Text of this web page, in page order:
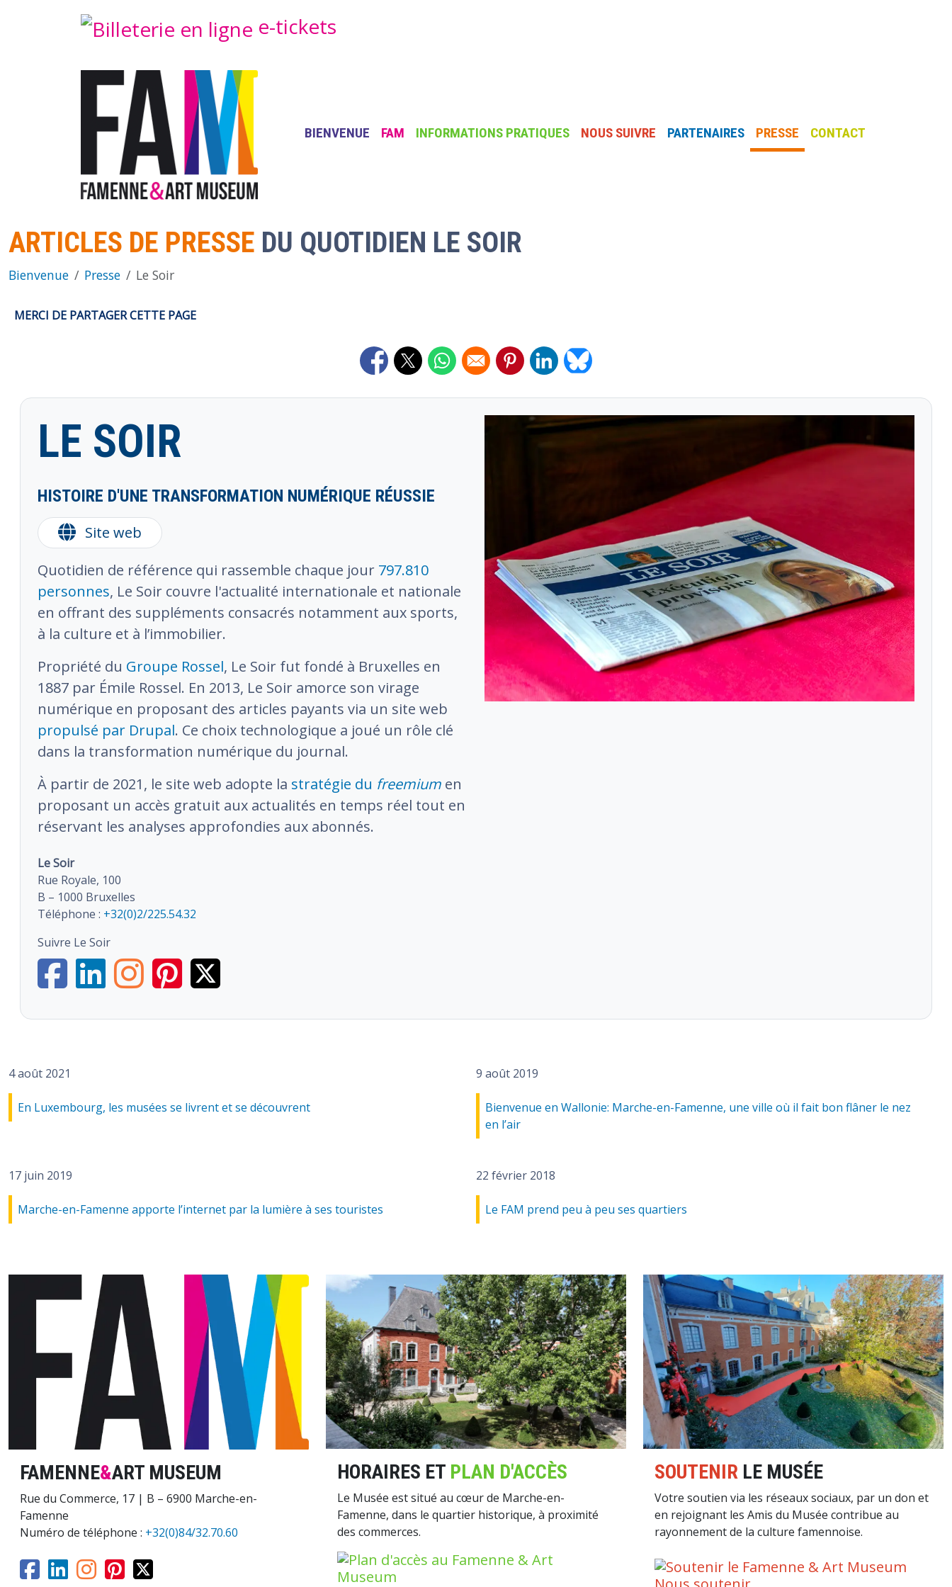
e-tickets
MAIN NAVIGATION
BIENVENUE FAM INFORMATIONS PRATIQUES NOUS SUIVRE PARTENAIRES PRESSE CONTACT
ARTICLES DE PRESSE DU QUOTIDIEN LE SOIR
Bienvenue Presse Le Soir
MERCI DE PARTAGER CETTE PAGE
Opens in a new window
Opens in a new window
Opens in a new windowOpens in a new window
Opens in a new window
Opens in a new window
LE SOIR
HISTOIRE D'UNE TRANSFORMATION NUMÉRIQUE RÉUSSIE
Site web
Quotidien de référence qui rassemble chaque jour 797.810
personnes, Le Soir couvre l'actualité internationale et nationale
en offrant des suppléments consacrés notamment aux sports,
à la culture et à l’immobilier.
Propriété du Groupe Rossel, Le Soir fut fondé à Bruxelles en
1887 par Émile Rossel. En 2013, Le Soir amorce son virage
numérique en proposant des articles payants via un site web
propulsé par Drupal. Ce choix technologique a joué un rôle clé
dans la transformation numérique du journal.
À partir de 2021, le site web adopte la stratégie du freemium en
proposant un accès gratuit aux actualités en temps réel tout en
réservant les analyses approfondies aux abonnés.
Le Soir
Rue Royale, 100
B – 1000 Bruxelles
Téléphone : +32(0)2/225.54.32
Suivre Le Soir
4 août 2021
En Luxembourg, les musées se livrent et se découvrent
9 août 2019
Bienvenue en Wallonie: Marche-en-Famenne, une ville où il fait bon flâner le nez
en l’air
17 juin 2019
Marche-en-Famenne apporte l’internet par la lumière à ses touristes
22 février 2018
Le FAM prend peu à peu ses quartiers
FAMENNE&ART MUSEUM
Rue du Commerce, 17 | B – 6900 Marche-en-
Famenne
Numéro de téléphone : +32(0)84/32.70.60
Image
HORAIRES ET PLAN D'ACCÈS
Le Musée est situé au cœur de Marche-en-
Famenne, dans le quartier historique, à proximité
des commerces.
Image
SOUTENIR LE MUSÉE
Votre soutien via les réseaux sociaux, par un don et
en rejoignant les Amis du Musée contribue au
rayonnement de la culture famennoise.